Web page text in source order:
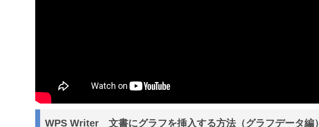
WPS Writer 文書にグラフを挿入する方法（グラフデータ編）